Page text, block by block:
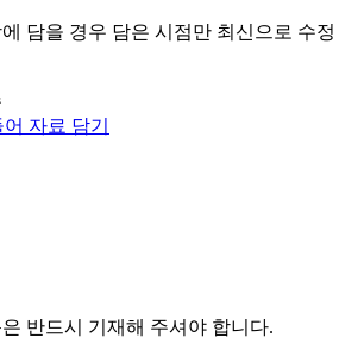
담을 경우 담은 시점만 최신으로 수정
자료 담기
반드시 기재해 주셔야 합니다.